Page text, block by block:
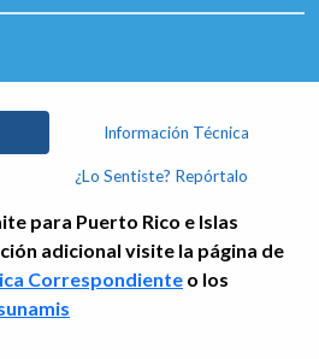
Información Técnica
¿Lo Sentiste? Repórtalo
para Puerto Rico e Islas
adicional visite la página de
Correspondiente o los